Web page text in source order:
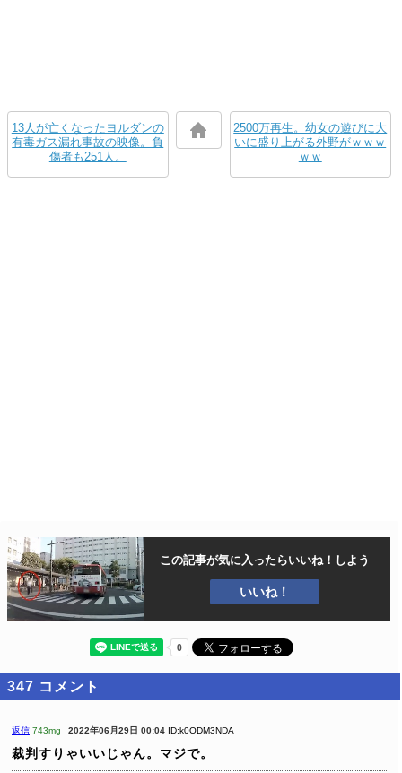
13人が亡くなったヨルダンの
有毒ガス漏れ事故の映像。負
傷者も251人。
2500万再生。幼女の遊びに大
いに盛り上がる外野がｗｗｗ
ｗｗ
この記事が気に入ったらいいね！しよう
いいね！
347 コメント
返信 743mg 2022年06月29日 00:04 ID:k0ODM3NDA
裁判すりゃいいじゃん。マジで。